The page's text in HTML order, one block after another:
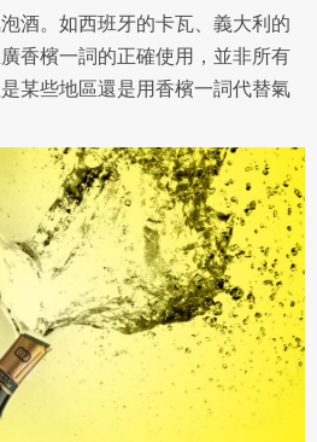
酒。如西班牙的卡瓦、義大利的
香檳一詞的正確使用，並非所有
某些地區還是用香檳一詞代替氣